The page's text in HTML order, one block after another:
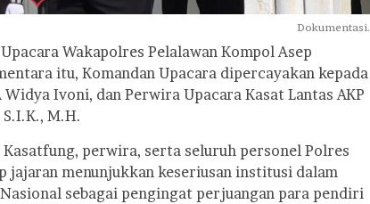
Dokumentasi.
Wakapolres Pelalawan Kompol Asep
itu, Komandan Upacara dipercayakan kepada
Widya Ivoni, dan Perwira Upacara Kasat Lantas AKP
M.H.
perwira, serta seluruh personel Polres
jajaran menunjukkan keseriusan institusi dalam
sebagai pengingat perjuangan para pendiri